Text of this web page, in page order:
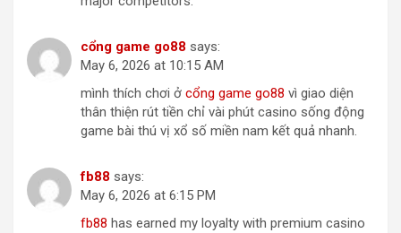
c​ổ​n​g​ ​g​a​m​e​ g​o​88 says:
May 6, 2026 at 10:15 AM
mình thích chơi ở cổ​ng​ ga​me​ ​go​88 vì giao diện
thân thiện rút tiền chỉ vài phút casino sống động
game bài thú vị xổ số miền nam kết quả nhanh.
f​b88 says:
May 6, 2026 at 6:15 PM
fb88 has earned my loyalty with premium casino